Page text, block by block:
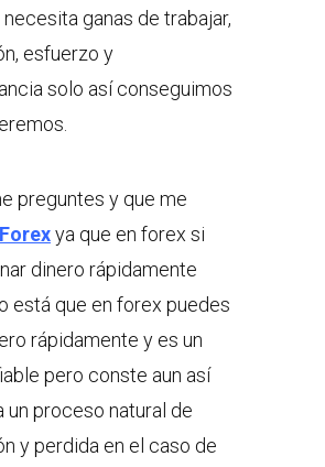
ganas de trabajar,
esfuerzo y
solo así conseguimos
preguntes y que me
Forexya que en forex si
dinero rápidamente
está que en forex puedes
rápidamente y es un
pero conste aun así
un proceso natural de
y perdida en el caso de